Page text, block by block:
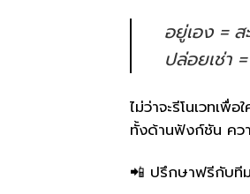
อยู่เอง =
ปล่อยเช่า
ไม่ว่าจะรีโนเวทเ
ทั้งด้านฟังก์ชัน คว
📲 ปรึกษาฟรีกับทีม